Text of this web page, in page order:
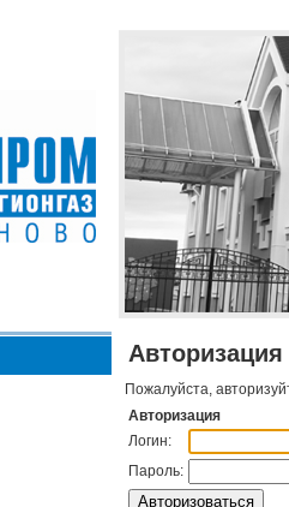
Авторизация
Пожалуйста,
Авторизация
Логин:
Пароль: